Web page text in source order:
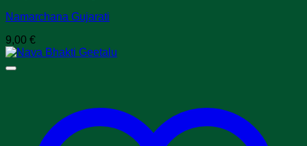
Namarchana Gujarati
9,00 €